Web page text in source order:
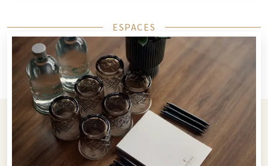
ESPACES